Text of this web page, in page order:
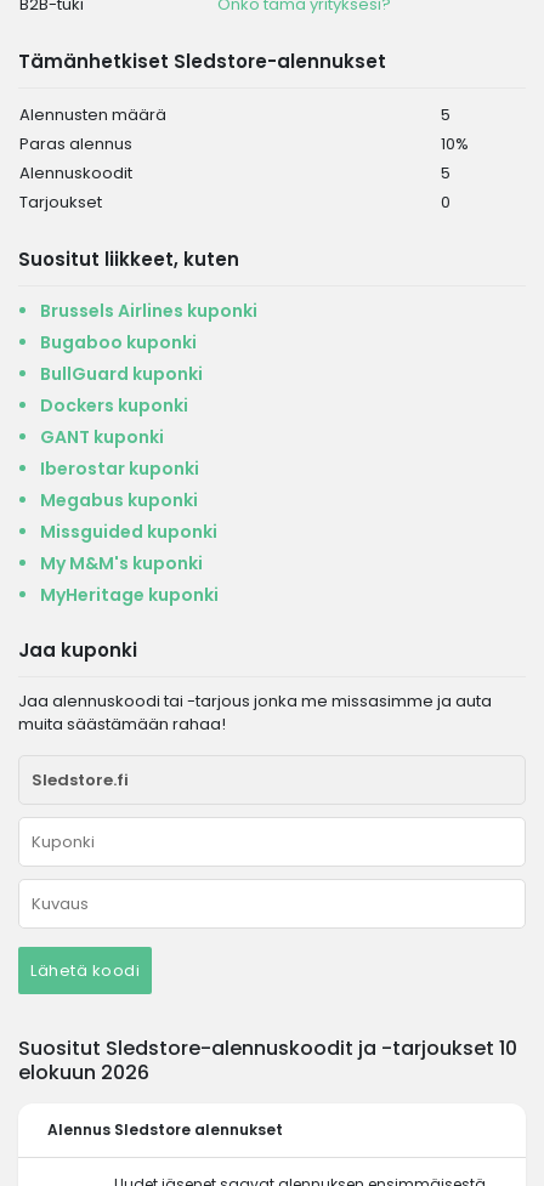
Tämänhetkiset Sledstore-alennukset
Alennusten määrä
5
Paras alennus
10%
Alennuskoodit
5
Tarjoukset
0
Suositut liikkeet, kuten
Brussels Airlines kuponki
Bugaboo kuponki
BullGuard kuponki
Dockers kuponki
GANT kuponki
Iberostar kuponki
Megabus kuponki
Missguided kuponki
My M&M's kuponki
MyHeritage kuponki
Jaa kuponki
Jaa alennuskoodi tai -tarjous jonka me missasimme ja auta
muita säästämään rahaa!
Lähetä koodi
Suositut Sledstore-alennuskoodit ja -tarjoukset 10
elokuun 2026
Alennus Sledstore alennukset